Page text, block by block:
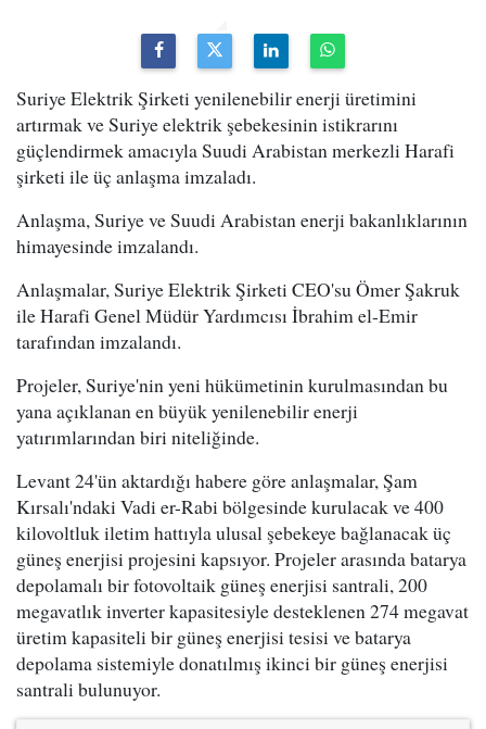
Suriye Elektrik Şirketi yenilenebilir enerji üretimini
artırmak ve Suriye elektrik şebekesinin istikrarını
güçlendirmek amacıyla Suudi Arabistan merkezli Harafi
şirketi ile üç anlaşma imzaladı.
Anlaşma, Suriye ve Suudi Arabistan enerji bakanlıklarının
himayesinde imzalandı.
Anlaşmalar, Suriye Elektrik Şirketi CEO'su Ömer Şakruk
ile Harafi Genel Müdür Yardımcısı İbrahim el-Emir
tarafından imzalandı.
Projeler, Suriye'nin yeni hükümetinin kurulmasından bu
yana açıklanan en büyük yenilenebilir enerji
yatırımlarından biri niteliğinde.
Levant 24'ün aktardığı habere göre anlaşmalar, Şam
Kırsalı'ndaki Vadi er-Rabi bölgesinde kurulacak ve 400
kilovoltluk iletim hattıyla ulusal şebekeye bağlanacak üç
güneş enerjisi projesini kapsıyor. Projeler arasında batarya
depolamalı bir fotovoltaik güneş enerjisi santrali, 200
megavatlık inverter kapasitesiyle desteklenen 274 megavat
üretim kapasiteli bir güneş enerjisi tesisi ve batarya
depolama sistemiyle donatılmış ikinci bir güneş enerjisi
santrali bulunuyor.